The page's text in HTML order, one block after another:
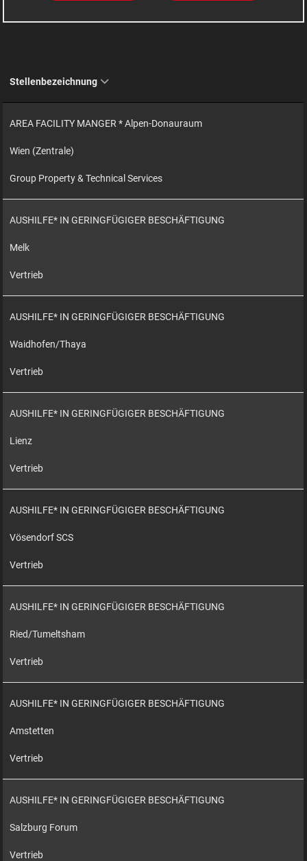
Stellenbezeichnung
AREA FACILITY MANGER * Alpen-Donauraum
Wien (Zentrale)
Group Property & Technical Services
AUSHILFE* IN GERINGFÜGIGER BESCHÄFTIGUNG
Melk
Vertrieb
AUSHILFE* IN GERINGFÜGIGER BESCHÄFTIGUNG
Waidhofen/Thaya
Vertrieb
AUSHILFE* IN GERINGFÜGIGER BESCHÄFTIGUNG
Lienz
Vertrieb
AUSHILFE* IN GERINGFÜGIGER BESCHÄFTIGUNG
Vösendorf SCS
Vertrieb
AUSHILFE* IN GERINGFÜGIGER BESCHÄFTIGUNG
Ried/Tumeltsham
Vertrieb
AUSHILFE* IN GERINGFÜGIGER BESCHÄFTIGUNG
Amstetten
Vertrieb
AUSHILFE* IN GERINGFÜGIGER BESCHÄFTIGUNG
Salzburg Forum
Vertrieb